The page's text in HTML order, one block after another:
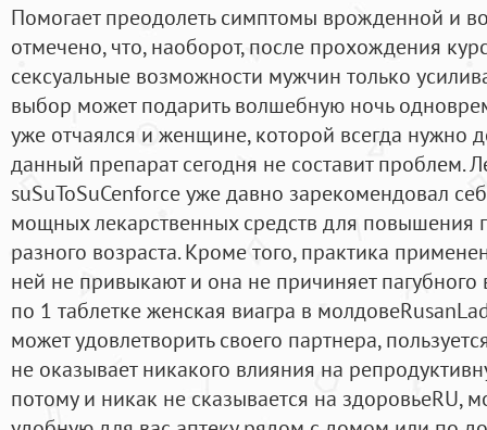
Помогает преодолеть симптомы врожденной и
отмечено, что, наоборот, после прохождения
сексуальные возможности мужчин только
выбор может подарить волшебную ночь
уже отчаялся и женщине, которой всегда нужно
данный препарат сегодня не составит проблем.
suSuToSuCenforce уже давно зарекомендовал
мощных лекарственных средств для повышения
разного возраста. Кроме того, практика
ней не привыкают и она не причиняет
по 1 таблетке женская виагра в
может удовлетворить своего партнера,
не оказывает никакого влияния на
потому и никак не сказывается на здоровьеRU,